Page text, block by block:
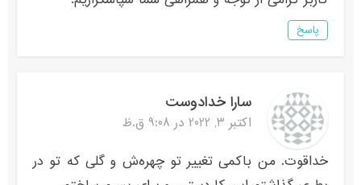
پاسخ
سارا خدادوست
اکتبر 3, 2022 در 9:08 ق.ظ
خداقوت. من با‌کمی تغییر تو چهره‌ش و گلی که تو در